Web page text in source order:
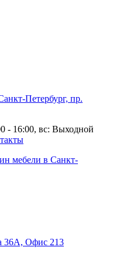
Петербург, пр.
- 16:00, вс: Выходной
36А, Офис 213